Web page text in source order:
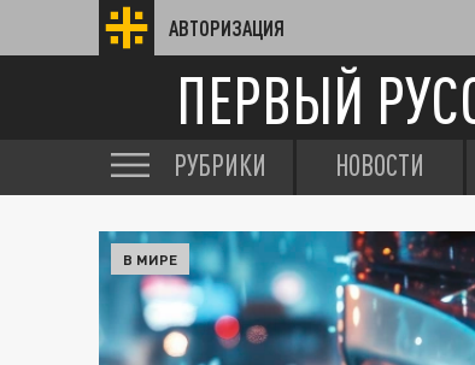
АВТОРИЗАЦИЯ
ПЕРВЫЙ
РУБРИКИ НОВОСТИ
В МИРЕ